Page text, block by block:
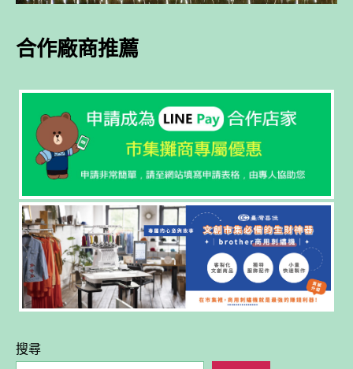
合作廠商推薦
搜尋